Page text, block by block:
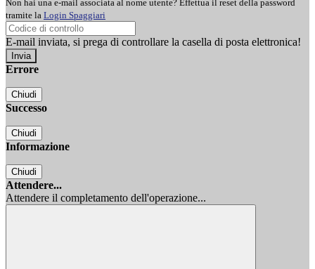
Non hai una e-mail associata al nome utente? Effettua il reset della password
tramite la Login Spaggiari
E-mail inviata, si prega di controllare la casella di posta elettronica!
Errore
Chiudi
Successo
Chiudi
Informazione
Chiudi
Attendere...
Attendere il completamento dell'operazione...